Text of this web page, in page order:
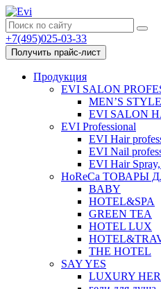
+7(495)025-03-33
Получить прайс-лист
Продукция
EVI SALON
MEN’S STYLE
EVI SALON
EVI Professional
EVI Hair
EVI Nail
EVI Hair
HoReCa ТОВАРЫ
BABY
HOTEL&SPA
GREEN TEA
HOTEL LUX
THE HOTEL
SAY YES
LUXURY